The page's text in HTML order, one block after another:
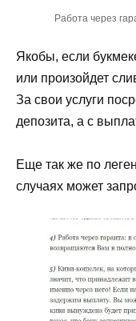
Работа через
Якобы, если
или произойдет
За свои услуги
депозита, а с
Еще так же по
случаях может